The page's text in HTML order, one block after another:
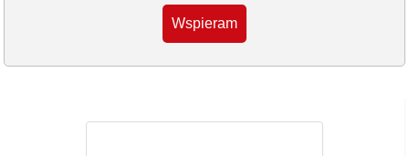
Wspieram